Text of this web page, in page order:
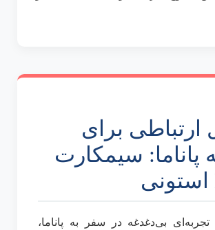
ارتباطی برای
پاناما: سیمکارت
بی‌دغدغه در سفر به پاناما،